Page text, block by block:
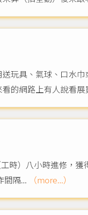
玩具、氣球、口水
的網路上有人說看展
）八小時進修，獲
間隔...
（more...）